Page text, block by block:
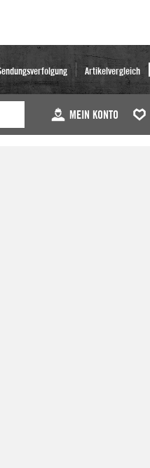
Artikelvergleich
MEIN KONTO